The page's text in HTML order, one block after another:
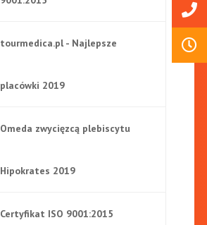
tourmedica.pl - Najlepsze
placówki 2019
Omeda zwycięzcą plebiscytu
Hipokrates 2019
Certyfikat ISO 9001:2015